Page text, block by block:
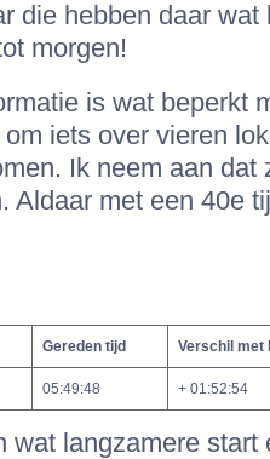
die hebben daar wat
morgen!
is wat beperkt
iets over vieren
Ik neem aan dat
Aldaar met een 40e
Gereden tijd Verschil met
05:49:48 + 01:52:54
wat langzamere start